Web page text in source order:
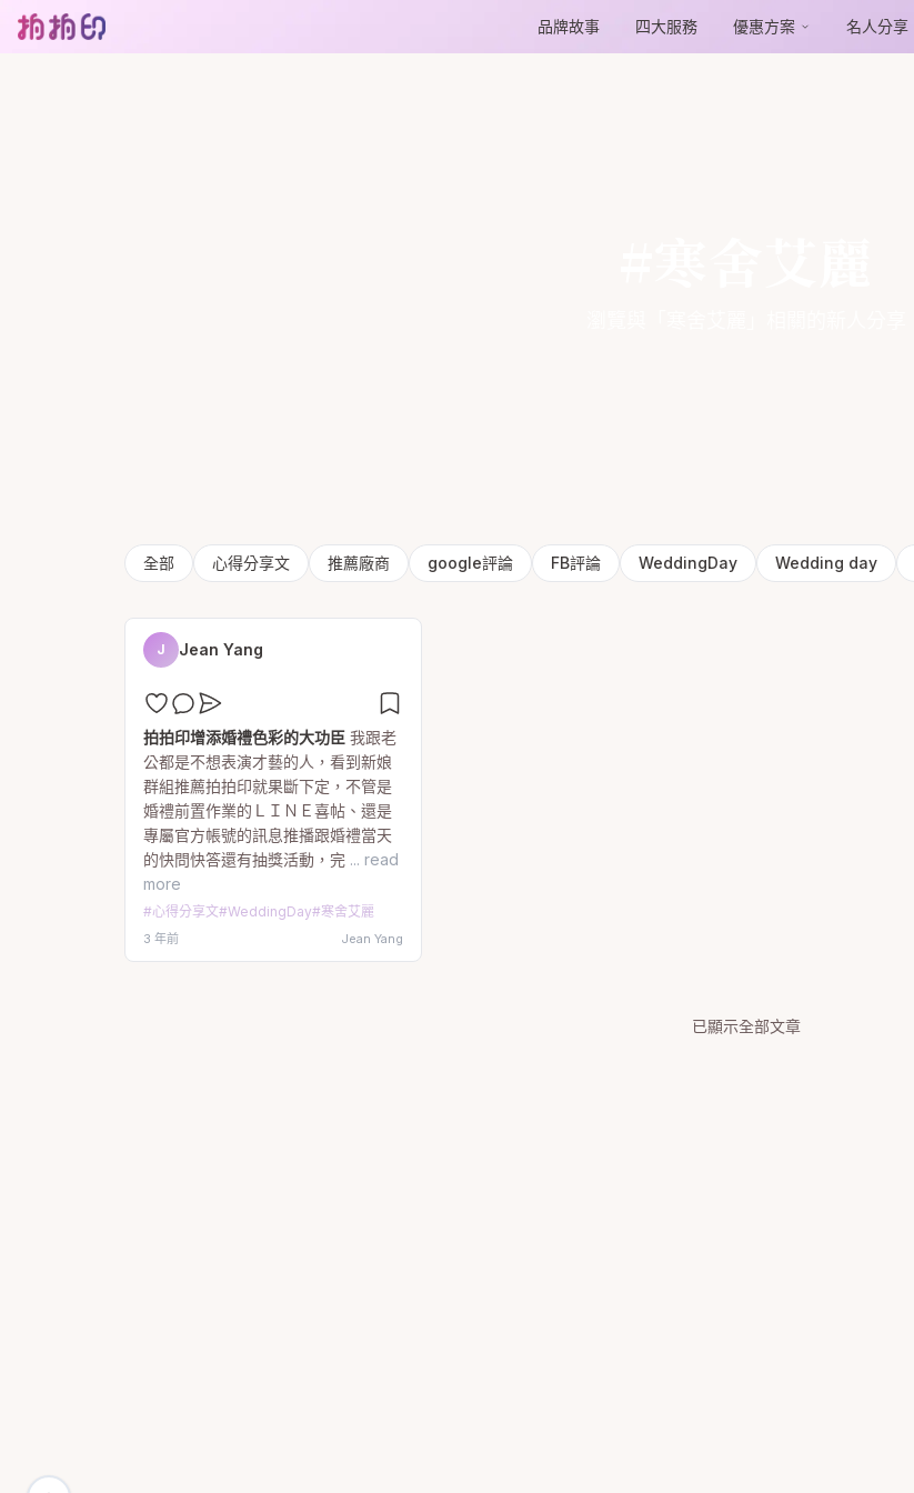
品牌故事 四大服務 優惠方案 名人分享
全部 心得分享文 推薦廠商 google評論 FB評論 WeddingDay Wedding day
J Jean Yang
拍拍印增添婚禮色彩的大功臣 我跟老
公都是不想表演才藝的人，看到新娘
群組推薦拍拍印就果斷下定，不管是
婚禮前置作業的ＬＩＮＥ喜帖、還是
專屬官方帳號的訊息推播跟婚禮當天
的快問快答還有抽獎活動，完 ... read
more
#心得分享文#WeddingDay#寒舍艾麗
3 年前 Jean Yang
已顯示全部文章